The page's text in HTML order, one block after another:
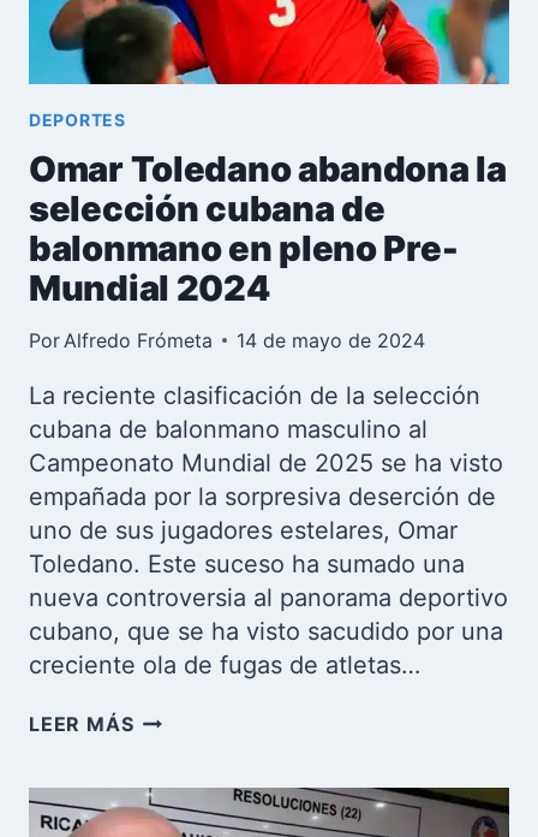
Y
LA
EXPULSIÓN
CARBÓ
DEPORTES
Omar Toledano abandona la
selección cubana de
balonmano en pleno Pre-
Mundial 2024
Por Alfredo Frómeta 14 de mayo de 2024
La reciente clasificación de la selección
cubana de balonmano masculino al
Campeonato Mundial de 2025 se ha visto
empañada por la sorpresiva deserción de
uno de sus jugadores estelares, Omar
Toledano. Este suceso ha sumado una
nueva controversia al panorama deportivo
cubano, que se ha visto sacudido por una
creciente ola de fugas de atletas…
LEER MÁSOMAR
LA
SELECCIÓN